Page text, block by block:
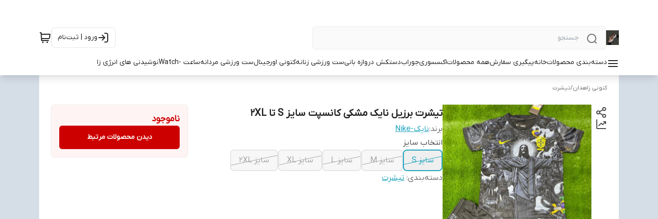
ورود | ثبت‌نام
دسته‌بندی محصولاتخانهپیگیری سفارشهمه محصولاتاکسسوریجورابدستکش دروازه بانیست ورزشی زنانهکتونی اورجینالست ورزشی مردانهساعت -Watch نوشیدنی های انرژی زا
کتونی زاهدان/تیشرت
تیشرت برزیل نایک مشکی کانسپت سایز S تا 2XL
برند:نایک-Nike
انتخاب سایز
سایز S
سایز M سایز L سایز XL
سایز 2XL
دسته‌بندی: تیشرت
ناموجود
دیدن محصولات مرتبط